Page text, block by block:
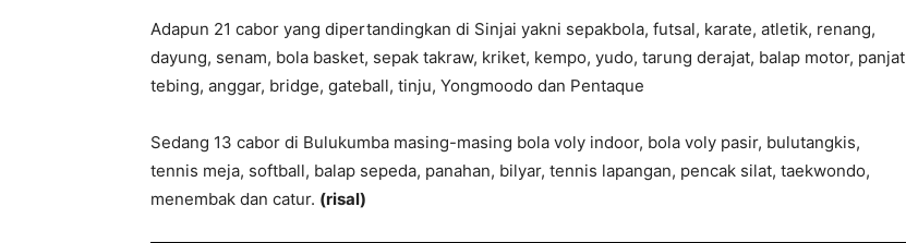
Adapun 21 cabor yang dipertandingkan di Sinjai yakni sepakbola, futsal, karate, atletik, renang,
dayung, senam, bola basket, sepak takraw, kriket, kempo, yudo, tarung derajat, balap motor, panjat
tebing, anggar, bridge, gateball, tinju, Yongmoodo dan Pentaque
Sedang 13 cabor di Bulukumba masing-masing bola voly indoor, bola voly pasir, bulutangkis,
tennis meja, softball, balap sepeda, panahan, bilyar, tennis lapangan, pencak silat, taekwondo,
menembak dan catur. (risal)